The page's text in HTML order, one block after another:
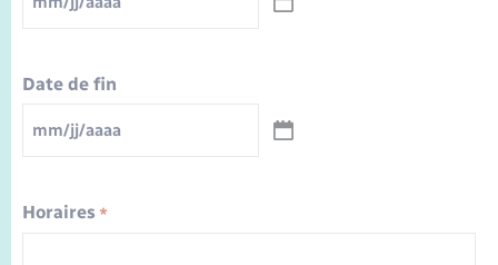
Seniors
Voirie et espace public
MM
AAAA
Date de fin
MM
AAAA
Horaires *